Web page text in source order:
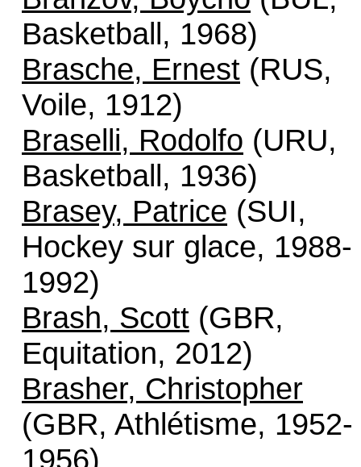
Basketball, 1968)
Brasche, Ernest (RUS,
Voile, 1912)
Braselli, Rodolfo (URU,
Basketball, 1936)
Brasey, Patrice (SUI,
Hockey sur glace, 1988-
1992)
Brash, Scott (GBR,
Equitation, 2012)
Brasher, Christopher
(GBR, Athlétisme, 1952-
1956)